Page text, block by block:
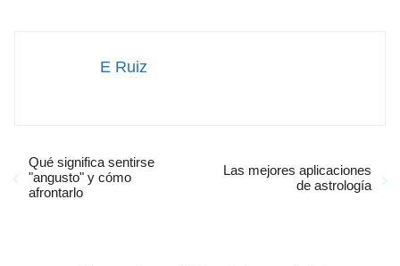
E Ruiz
Qué significa sentirse
"angusto" y cómo
afrontarlo
Las mejores aplicaciones
de astrología